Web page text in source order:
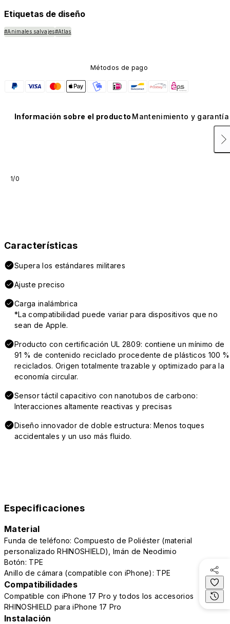
Etiquetas de diseño
#Animales salvajes#Atlas
Métodos de pago
Información sobre el producto Mantenimiento y garantía
1/0
Características
Supera los estándares militares
Ajuste preciso
Carga inalámbrica
*La compatibilidad puede variar para dispositivos que no
sean de Apple.
Producto con certificación UL 2809: contiene un mínimo de
91 % de contenido reciclado procedente de plásticos 100 %
reciclados. Origen totalmente trazable y optimizado para la
economía circular.
Sensor táctil capacitivo con nanotubos de carbono:
Interacciones altamente reactivas y precisas
Diseño innovador de doble estructura: Menos toques
accidentales y un uso más fluido.
Especificaciones
Material
Funda de teléfono: Compuesto de Poliéster (material
personalizado RHINOSHIELD), Imán de Neodimio
Botón: TPE
Anillo de cámara (compatible con iPhone): TPE
Compatibilidades
Compatible con iPhone 17 Pro y todos los accesorios
RHINOSHIELD para iPhone 17 Pro
Instalación